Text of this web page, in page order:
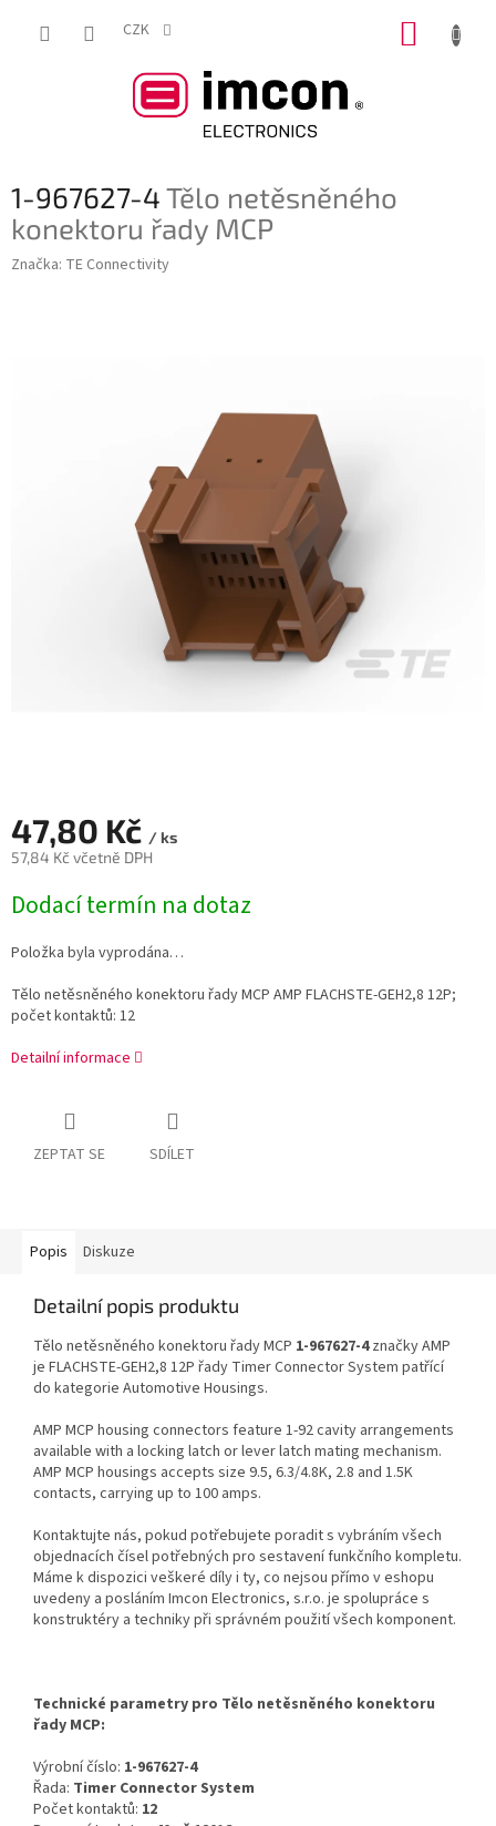
CZK
1-967627-4Tělo netěsněného
konektoru řady MCP
Značka: TE Connectivity
47,80 Kč / ks
57,84 Kč včetně DPH
cena:
Dodací termín na dotaz
Položka byla vyprodána…
Tělo netěsněného konektoru řady MCP AMP FLACHSTE-GEH2,8 12P;
počet kontaktů: 12
Detailní informace
ZEPTAT SE SDÍLET
Popis Diskuze
Detailní popis produktu
Tělo netěsněného konektoru řady MCP 1-967627-4značky AMP
je FLACHSTE-GEH2,8 12P řady Timer Connector System patřící
do kategorie Automotive Housings.
AMP MCP housing connectors feature 1-92 cavity arrangements
available with a locking latch or lever latch mating mechanism.
AMP MCP housings accepts size 9.5, 6.3/4.8K, 2.8 and 1.5K
contacts, carrying up to 100 amps.
Kontaktujte nás, pokud potřebujete poradit s vybráním všech
objednacích čísel potřebných pro sestavení funkčního kompletu.
Máme k dispozici veškeré díly i ty, co nejsou přímo v eshopu
uvedeny a posláním Imcon Electronics, s.r.o. je spolupráce s
konstruktéry a techniky při správném použití všech komponent.
Technické parametry pro Tělo netěsněného konektoru
řady MCP:
Výrobní číslo: 1-967627-4
Řada: Timer Connector System
Počet kontaktů: 12